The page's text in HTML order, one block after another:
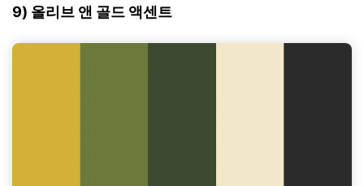
9) 올리브 앤 골드 액센트